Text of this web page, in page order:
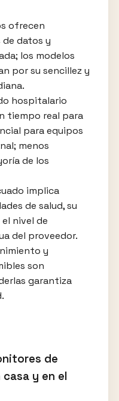
ofrecen
de datos y
los modelos
por su sencillez y
hospitalario
tiempo real para
para equipos
menos
de los
implica
de salud, su
nivel de
del proveedor.
y
son
garantiza
de
y en el